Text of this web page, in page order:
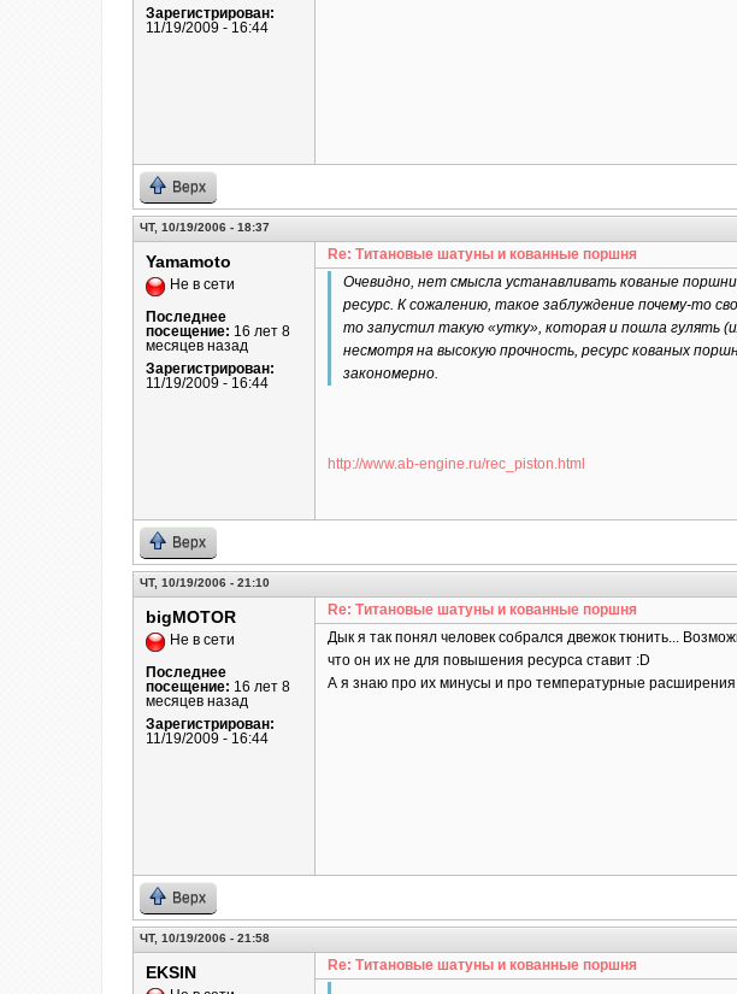
Зарегистрирован:
11/19/2009 - 16:44
Верх
ЧТ, 10/19/2006 - 18:37
Yamamoto
Не в сети
Последнее
посещение: 16 лет 8
месяцев назад
Зарегистрирован:
11/19/2009 - 16:44
Re: Титановые шатуны и кованные поршня
Очевидно, нет смысла устанавливать кованые
ресурс. К сожалению, такое заблуждение почему-то
то запустил такую «утку», которая и пошла гулять
несмотря на высокую прочность, ресурс кованых
закономерно.
http://www.ab-engine.ru/rec_piston.html
Верх
ЧТ, 10/19/2006 - 21:10
bigMOTOR
Не в сети
Последнее
посещение: 16 лет 8
месяцев назад
Зарегистрирован:
11/19/2009 - 16:44
Re: Титановые шатуны и кованные поршня
Дык я так понял человек собрался двежок тюнить...
что он их не для повышения ресурса ставит :D
А я знаю про их минусы и про температурные
Верх
ЧТ, 10/19/2006 - 21:58
EKSIN Re: Титановые шатуны и кованные поршня